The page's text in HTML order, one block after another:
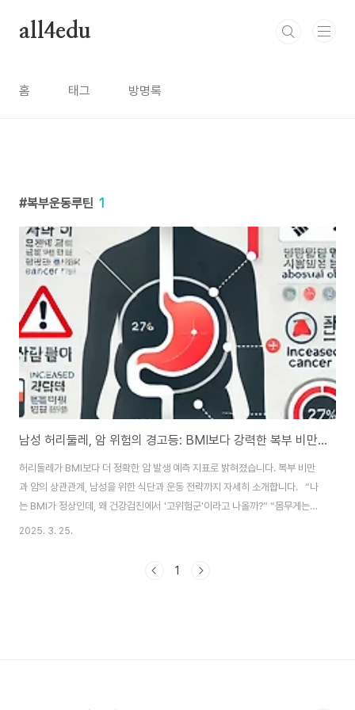
all4edu
홈 태그 방명록
복부운동루틴 1
남성 허리둘레, 암 위험의 경고등: BMI보다 강력한 복부 비만의 신
허리둘레가 BMI보다 더 정확한 암 발생 예측 지표로 밝혀졌습니다. 복부 비만
과 암의 상관관계, 남성을 위한 식단과 운동 전략까지 자세히 소개합니다. “나
는 BMI가 정상인데, 왜 건강검진에서 '고위험군'이라고 나올까?” “몸무게는
줄었는데, 허리는 그대로인 것 같아 찜찜하다.” 그동안 체중과 건강의 상관관계
최근 국내외 연구 결과들은 점점 더 허리둘레(Waist Circumference) 가
2025. 3. 25.
1